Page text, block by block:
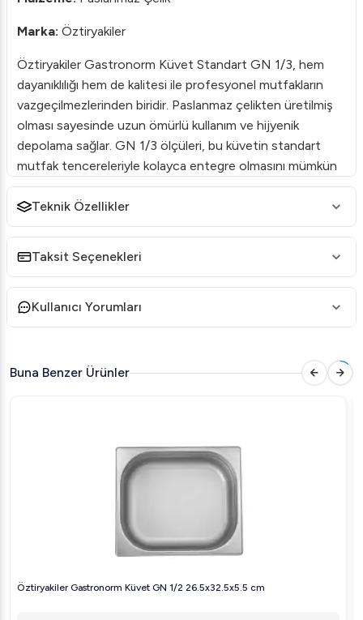
Marka: Öztiryakiler
Öztiryakiler Gastronorm Küvet Standart GN 1/3, hem
dayanıklılığı hem de kalitesi ile profesyonel mutfakların
vazgeçilmezlerinden biridir. Paslanmaz çelikten üretilmiş
olması sayesinde uzun ömürlü kullanım ve hijyenik
depolama sağlar. GN 1/3 ölçüleri, bu küvetin standart
mutfak tencereleriyle kolayca entegre olmasını mümkün
kılar. Restoran, otel veya kafeteryalarda kullanıma
uygundur.
Ürün Özellikleri:
Güvenli Kullanım: Ergonomik tasarımı ve yuvarlatılmış
kenarları ile kullanıcı dostudur.
Dayanıklılık:Yüksek kaliteli paslanmaz çelik materyali,
darbelere ve çiziklere karşı direnç gösterir.
zahmetsiz temizlik imkanı sunar.
olup, hem buharlı pişirme hem de saklama süreçlerinde
etkin bir şekilde kullanılabilir.
ve estetik kazandırın. Dayanıklılığı ve kullanım kolaylığı ile
yiyeceklerinizi güvenle saklayabilirsiniz.
Teknik Özellikler
Taksit Seçenekleri
Kullanıcı Yorumları
Buna Benzer Ürünler
Öztiryakiler Gastronorm Küvet GN 1/2 26.5x32.5x5.5 cm